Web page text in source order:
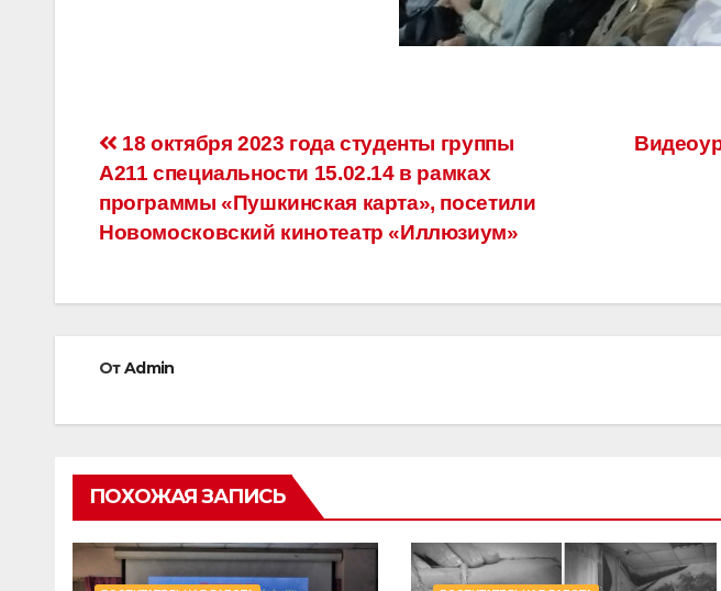
Навигация
по
записям
18 октября 2023 года студенты группы
А211 специальности 15.02.14 в рамках
программы «Пушкинская карта», посетили
Новомосковский кинотеатр «Иллюзиум»
ОтAdmin
ПОХОЖАЯ ЗАПИСЬ